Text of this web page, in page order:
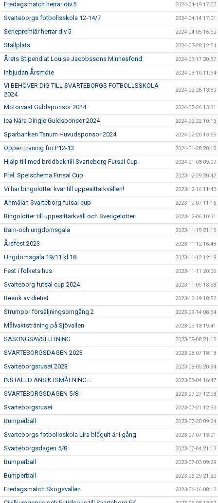
Fredagsmatch herrar div.5 2024-04-19 17:00
Svarteborgs fotbollsskola 12-14/7 2024-04-14 17:01
Seriepremiär herrar div.5 2024-04-05 16:50
Ställplats 2024-03-28 12:54
Årets Stipendiat Louise Jacobssons Minnesfond 2024-03-17 20:37
Inbjudan Årsmöte 2024-03-10 11:54
VI BEHÖVER DIG TILL SVARTEBORGS FOTBOLLSSKOLA
2024
2024-02-26 13:50
Motorväst Guldsponsor 2024 2024-02-26 13:31
Ica Nära Dingle Guldsponsor 2024 2024-02-22 10:13
Sparbanken Tanum Huvudsponsor 2024 2024-02-20 13:55
Öppen träning för P12-13 2024-01-28 20:10
Hjälp till med brödbak till Svarteborg Futsal Cup 2024-01-03 09:07
Prel. Spelschema Futsal Cup 2023-12-29 20:42
Vi har bingolotter kvar till uppesittarkvällen! 2023-12-16 11:43
Anmälan Svarteborg futsal cup 2023-12-07 11:16
Bingolotter till uppesittarkväll och Sverigelotter 2023-12-06 10:31
Barn-och ungdomsgala 2023-11-19 21:15
Årsfest 2023 2023-11-12 16:48
Ungdomsgala 19/11 kl 18 2023-11-12 12:19
Fest i folkets hus 2023-11-11 20:06
Svarteborg futsal cup 2024 2023-11-09 18:38
Besök av dietist 2023-10-19 18:52
Strumpor försäljningsomgång 2 2023-09-14 08:54
Målvaktsträning på Sjövallen 2023-09-13 19:41
SÄSONGSAVSLUTNING 2023-09-08 21:15
SVARTEBORGSDAGEN 2023 2023-08-07 18:13
Svarteborgsruset 2023 2023-08-05 20:34
INSTÄLLD ANSIKTSMÅLNING... 2023-08-04 16:47
SVARTEBORGSDAGEN 5/8 2023-07-27 12:08
Svarteborgsruset 2023-07-21 12:33
Bumperball 2023-07-20 09:24
Svarteborgs fotbollsskola Lira blågult är i gång 2023-07-07 13:01
Svarteborgsdagen 5/8 2023-07-04 21:13
Bumperball 2023-07-03 09:29
Bumperball 2023-06-29 21:20
Fredagsmatch Skogsvallen 2023-06-16 08:12